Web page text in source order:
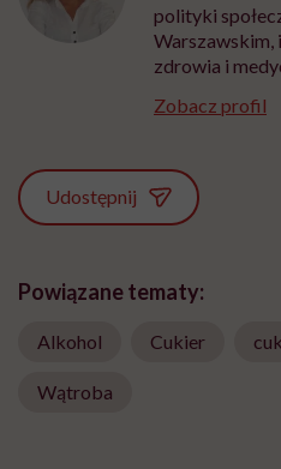
polityki
Warszawskim,
zdrowia i
Zobacz profil
Udostępnij
Powiązane tematy:
Alkohol Cukier
Wątroba